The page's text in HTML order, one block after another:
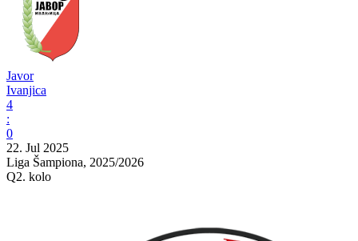
Javor
Ivanjica
4
:
0
22. Jul 2025
Liga Šampiona, 2025/2026
Q2. kolo